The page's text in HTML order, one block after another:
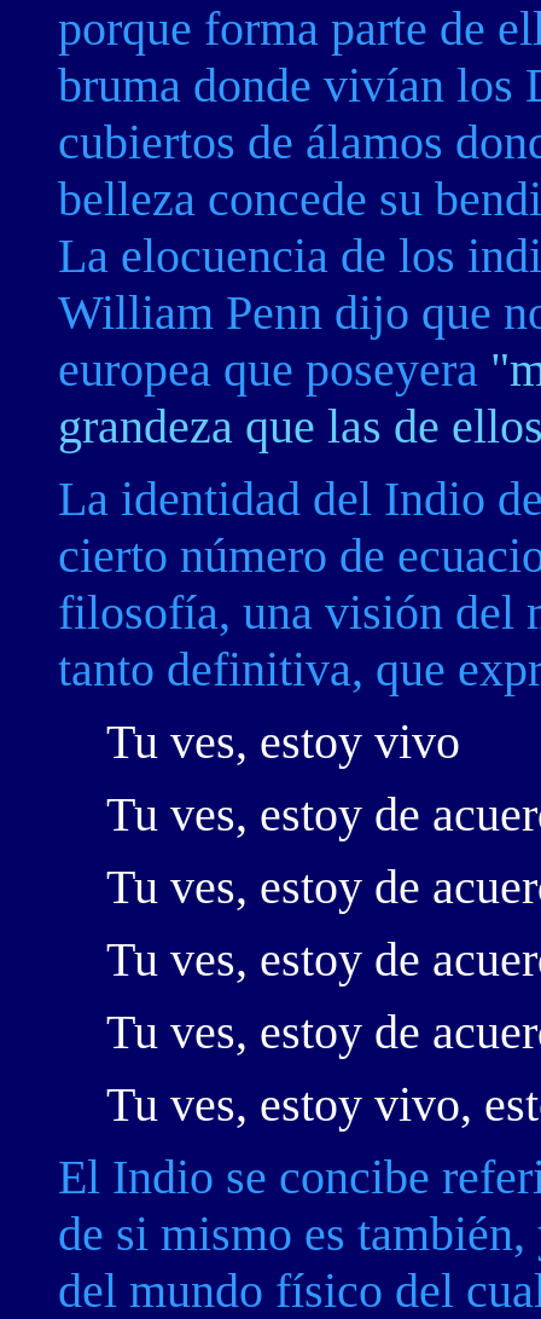
porque forma parte de
bruma donde vivían los
cubiertos de álamos
belleza concede su
La elocuencia de los
William Penn dijo que
europea que poseyera
grandeza que las de
La identidad del Indio
cierto número de
filosofía, una visión del
tanto definitiva, que
Tu ves, estoy vivo
Tu ves, estoy de
Tu ves, estoy de
Tu ves, estoy de
Tu ves, estoy de
Tu ves, estoy vivo,
El Indio se concibe
de si mismo es
del mundo físico del